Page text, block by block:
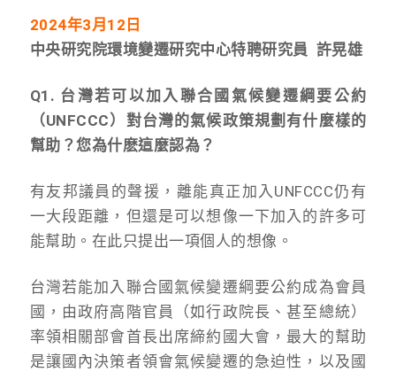
2024年3月12日
中央研究院環境變遷研究中心特聘研究員 許晃雄
Q1. 台灣若可以加入聯合國氣候變遷綱要公約
（UNFCCC）對台灣的氣候政策規劃有什麼樣的
幫助？您為什麽這麼認為？
有友邦議員的聲援，離能真正加入UNFCCC仍有
一大段距離，但還是可以想像一下加入的許多可
能幫助。在此只提出一項個人的想像。
台灣若能加入聯合國氣候變遷綱要公約成為會員
國，由政府高階官員（如行政院長、甚至總統）
率領相關部會首長出席締約國大會，最大的幫助
是讓國內決策者領會氣候變遷的急迫性，以及國